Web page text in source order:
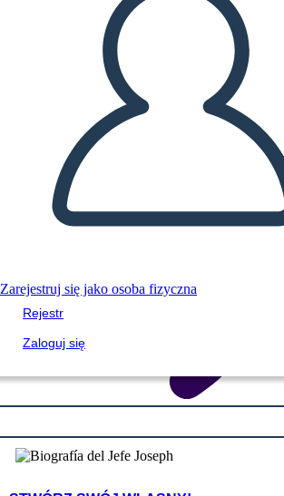
Zarejestruj się jako osoba fizyczna
Rejestr
Zaloguj się
PRZECZYTAJ MI